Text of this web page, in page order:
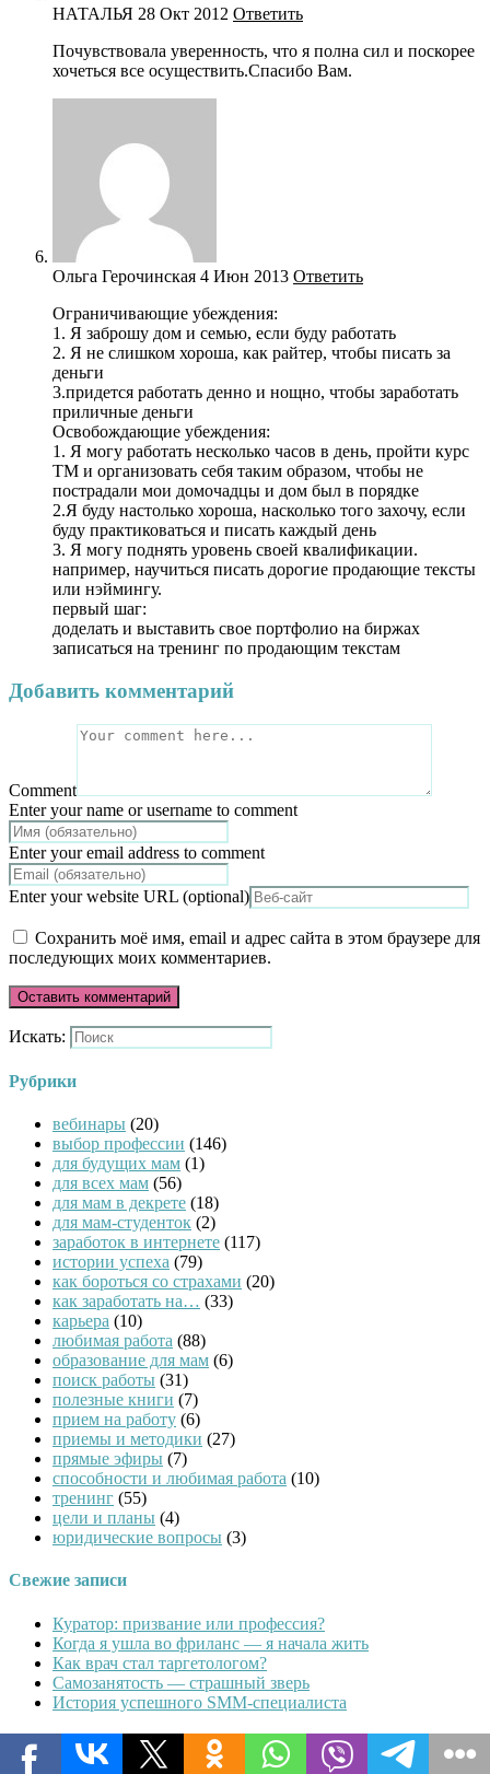
НАТАЛЬЯ 28 Окт 2012 Ответить
Почувствовала уверенность, что я полна сил и поскорее
хочеться все осуществить.Спасибо Вам.
Ольга Герочинская 4 Июн 2013 Ответить
Ограничивающие убеждения:
1. Я заброшу дом и семью, если буду работать
2. Я не слишком хороша, как райтер, чтобы писать за
деньги
3.придется работать денно и нощно, чтобы заработать
приличные деньги
Освобождающие убеждения:
1. Я могу работать несколько часов в день, пройти курс
ТМ и организовать себя таким образом, чтобы не
пострадали мои домочадцы и дом был в порядке
2.Я буду настолько хороша, насколько того захочу, если
буду практиковаться и писать каждый день
3. Я могу поднять уровень своей квалификации.
например, научиться писать дорогие продающие тексты
или нэймингу.
первый шаг:
доделать и выставить свое портфолио на биржах
записаться на тренинг по продающим текстам
Добавить комментарий
Comment
Enter your name or username to comment
Enter your email address to comment
Enter your website URL (optional)
Сохранить моё имя, email и адрес сайта в этом браузере для
последующих моих комментариев.
Искать:
Рубрики
вебинары (20)
выбор профессии (146)
для будущих мам (1)
для всех мам (56)
для мам в декрете (18)
для мам-студенток (2)
заработок в интернете (117)
истории успеха (79)
как бороться со страхами (20)
как заработать на… (33)
карьера (10)
любимая работа (88)
образование для мам (6)
поиск работы (31)
полезные книги (7)
прием на работу (6)
приемы и методики (27)
прямые эфиры (7)
способности и любимая работа (10)
тренинг (55)
цели и планы (4)
юридические вопросы (3)
Свежие записи
Куратор: призвание или профессия?
Когда я ушла во фриланс — я начала жить
Как врач стал таргетологом?
Cамозанятость — страшный зверь
История успешного SMM-специалиста
Увидели ошибку?